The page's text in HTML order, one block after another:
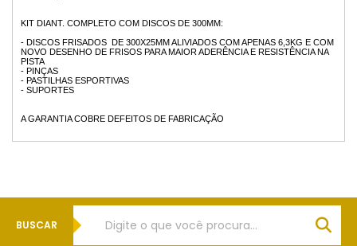
KIT DIANT. COMPLETO COM DISCOS DE 300MM:
- DISCOS FRISADOS DE 300X25MM ALIVIADOS COM APENAS 6,3KG E COM
NOVO DESENHO DE FRISOS PARA MAIOR ADERÊNCIA E RESISTÊNCIA NA
PISTA
- PINÇAS
- PASTILHAS ESPORTIVAS
- SUPORTES
A GARANTIA COBRE DEFEITOS DE FABRICAÇÃO
BUSCAR